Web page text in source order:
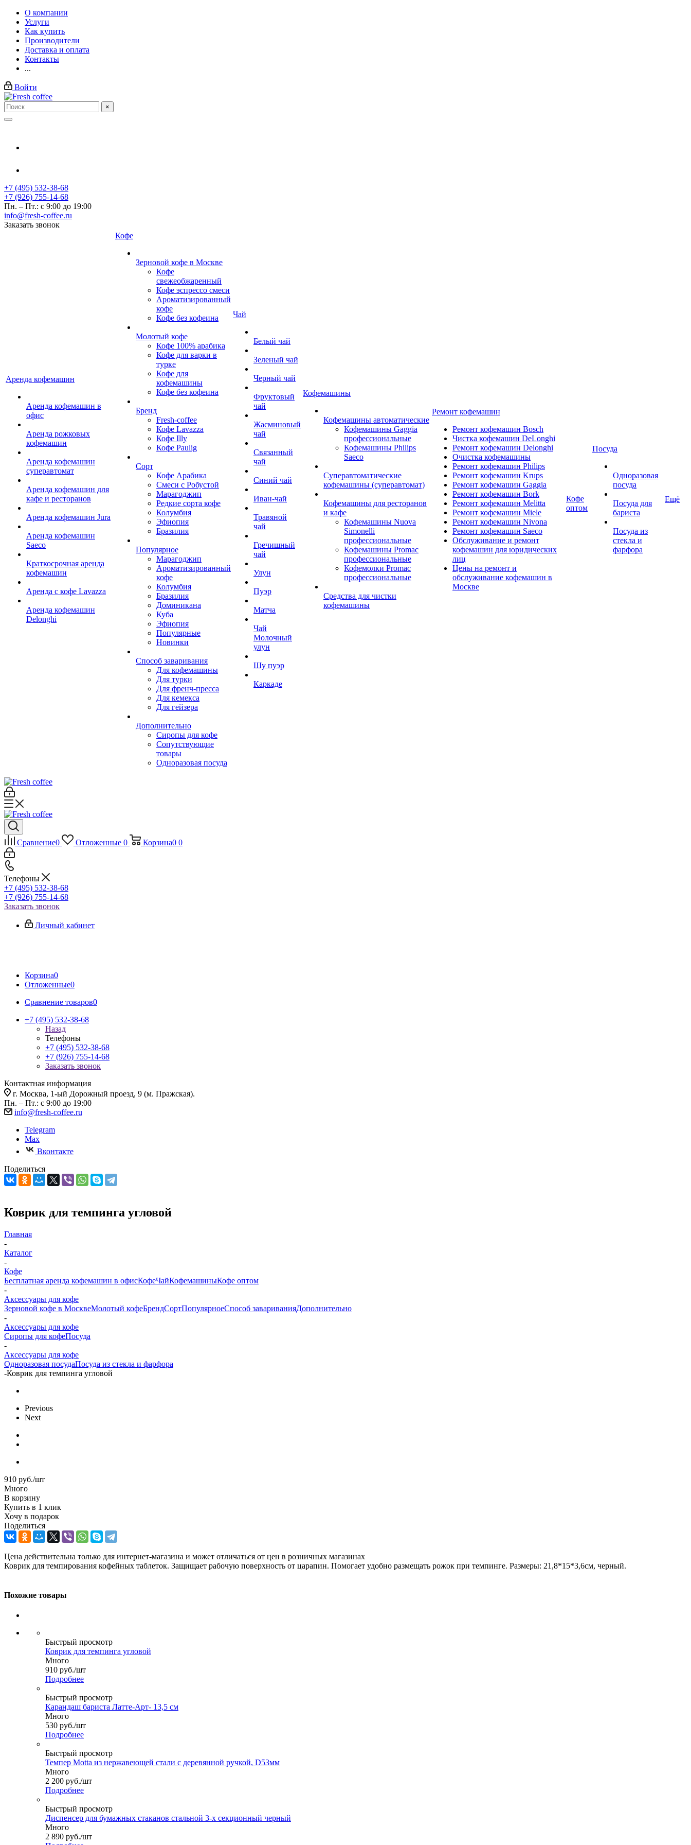
О компании
Услуги
Как купить
Производители
Доставка и оплата
Контакты
...
Войти
×
+7 (495) 532-38-68
+7 (926) 755-14-68
Пн. – Пт.: с 9:00 до 19:00
info@fresh-coffee.ru
Заказать звонок
Аренда кофемашин
Аренда кофемашин в
офис
Аренда рожковых
кофемашин
Аренда кофемашин
суперавтомат
Аренда кофемашин для
кафе и ресторанов
Аренда кофемашин Jura
Аренда кофемашин
Saeco
Краткосрочная аренда
кофемашин
Аренда с кофе Lavazza
Аренда кофемашин
Delonghi
Кофе
Зерновой кофе в Москве
Кофе
свежеобжаренный
Кофе эспрессо смеси
Ароматизированный
кофе
Кофе без кофеина
Молотый кофе
Кофе 100% арабика
Кофе для варки в
турке
Кофе для
кофемашины
Кофе без кофеина
Бренд
Fresh-coffee
Кофе Lavazza
Кофе Illy
Кофе Paulig
Сорт
Кофе Арабика
Смеси с Робустой
Марагоджип
Редкие сорта кофе
Колумбия
Эфиопия
Бразилия
Популярное
Марагоджип
Ароматизированный
кофе
Колумбия
Бразилия
Доминикана
Куба
Эфиопия
Популярные
Новинки
Способ заваривания
Для кофемашины
Для турки
Для френч-пресса
Для кемекса
Для гейзера
Дополнительно
Сиропы для кофе
Сопутствующие
товары
Одноразовая посуда
Чай
Белый чай
Зеленый чай
Черный чай
Фруктовый
чай
Жасминовый
чай
Связанный
чай
Синий чай
Иван-чай
Травяной
чай
Гречишный
чай
Улун
Пуэр
Матча
Чай
Молочный
улун
Шу пуэр
Каркаде
Кофемашины
Кофемашины автоматические
Кофемашины Gaggia
профессиональные
Кофемашины Philips
Saeco
Суперавтоматические
кофемашины (суперавтомат)
Кофемашины для ресторанов
и кафе
Кофемашины Nuova
Simonelli
профессиональные
Кофемашины Promac
профессиональные
Кофемолки Promac
профессиональные
Средства для чистки
кофемашины
Ремонт кофемашин
Ремонт кофемашин Bosch
Чистка кофемашин DeLonghi
Ремонт кофемашин Delonghi
Очистка кофемашины
Ремонт кофемашин Philips
Ремонт кофемашин Krups
Ремонт кофемашин Gaggia
Ремонт кофемашин Bork
Ремонт кофемашин Melitta
Ремонт кофемашин Miele
Ремонт кофемашин Nivona
Ремонт кофемашин Saeco
Обслуживание и ремонт
кофемашин для юридических
лиц
Цены на ремонт и
обслуживание кофемашин в
Москве
Кофе
оптом
Посуда
Одноразовая
посуда
Посуда для
бариста
Посуда из
стекла и
фарфора
Ещё
Сравнение0 Отложенные 0 Корзина0 0
Телефоны
+7 (495) 532-38-68
+7 (926) 755-14-68
Заказать звонок
Личный кабинет
Корзина0
Отложенные0
Сравнение товаров0
+7 (495) 532-38-68
Назад
Телефоны
+7 (495) 532-38-68
+7 (926) 755-14-68
Заказать звонок
Контактная информация
г. Москва, 1-ый Дорожный проезд, 9 (м. Пражская).
Пн. – Пт.: с 9:00 до 19:00
info@fresh-coffee.ru
Telegram
Max
Вконтакте
Поделиться
Коврик для темпинга угловой
Главная
-
Каталог
-
Кофе
Бесплатная аренда кофемашин в офисКофеЧайКофемашиныКофе оптом
-
Аксессуары для кофе
Зерновой кофе в МосквеМолотый кофеБрендСортПопулярноеСпособ завариванияДополнительно
-
Аксессуары для кофе
Сиропы для кофеПосуда
-
Аксессуары для кофе
Одноразовая посудаПосуда из стекла и фарфора
-Коврик для темпинга угловой
Previous
Next
910 руб./шт
Много
В корзину
Купить в 1 клик
Хочу в подарок
Поделиться
Цена действительна только для интернет-магазина и может отличаться от цен в розничных магазинах
Коврик для темпирования кофейных таблеток. Защищает рабочую поверхность от царапин. Помогает удобно размещать рожок при темпинге. Размеры: 21,8*15*3,6см, черный.
Похожие товары
Быстрый просмотр
Коврик для темпинга угловой
Много
910 руб./шт
Подробнее
Быстрый просмотр
Карандаш бариста Латте-Арт- 13,5 см
Много
530 руб./шт
Подробнее
Быстрый просмотр
Темпер Motta из нержавеющей стали с деревянной ручкой, D53мм
Много
2 200 руб./шт
Подробнее
Быстрый просмотр
Диспенсер для бумажных стаканов стальной 3-х секционный черный
Много
2 890 руб./шт